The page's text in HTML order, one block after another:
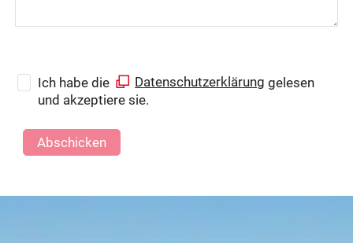
Ich habe die Datenschutzerklärung gelesen
und akzeptiere sie.
Abschicken